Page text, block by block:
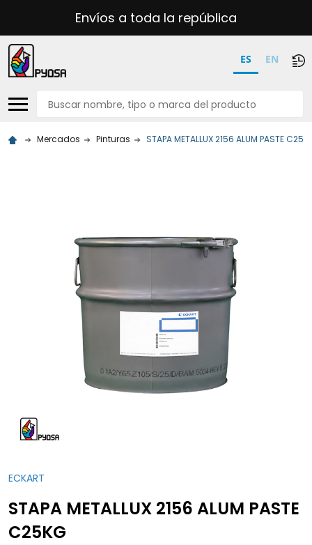
Envíos a toda la república
ES EN
Buscar
Mercados Pinturas STAPA METALLUX 2156 ALUM PASTE
ECKART
STAPA METALLUX 2156 ALUM PASTE
C25KG